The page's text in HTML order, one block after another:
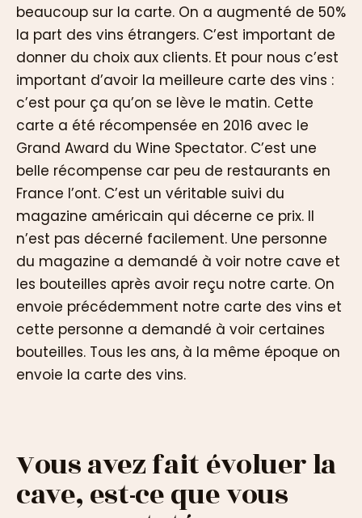
beaucoup sur la carte. On a augmenté de 50%
la part des vins étrangers. C’est important de
donner du choix aux clients. Et pour nous c’est
important d’avoir la meilleure carte des vins :
c’est pour ça qu’on se lève le matin. Cette
carte a été récompensée en 2016 avec le
Grand Award du Wine Spectator. C’est une
belle récompense car peu de restaurants en
France l’ont. C’est un véritable suivi du
magazine américain qui décerne ce prix. Il
n’est pas décerné facilement. Une personne
du magazine a demandé à voir notre cave et
les bouteilles après avoir reçu notre carte. On
envoie précédemment notre carte des vins et
cette personne a demandé à voir certaines
bouteilles. Tous les ans, à la même époque on
envoie la carte des vins.
Vous avez fait évoluer la
cave, est-ce que vous